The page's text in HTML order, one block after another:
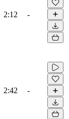
2:12 -
2:42 -